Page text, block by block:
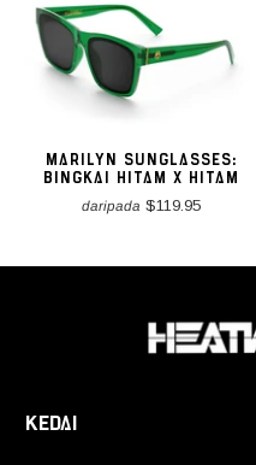
MARILYN SUNGLASSES:
BINGKAI HITAM X HITAM
daripada $119.95
KEDAI